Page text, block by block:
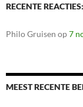
RECENTE REACTIES:
Philo Gruisen op7
MEEST RECENTE